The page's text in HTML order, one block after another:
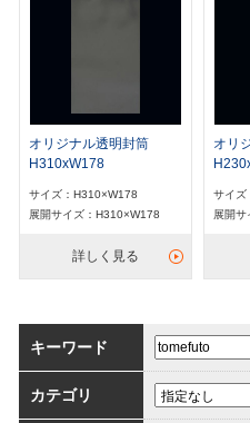
オリジナル透明封筒
H310xW178
サイズ：H310×W178
展開サイズ：H310×W178
詳しく見る
オリ
サイズ
展開
キーワード
カテゴリ